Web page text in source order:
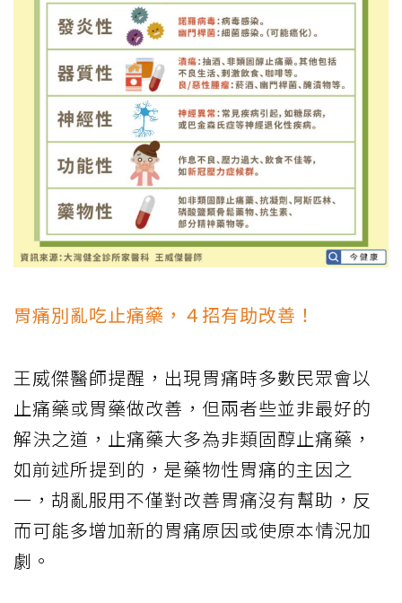
胃痛別亂吃止痛藥，４招有助改善！
王威傑醫師提醒，出現胃痛時多數民眾會以
止痛藥或胃藥做改善，但兩者些並非最好的
解決之道，止痛藥大多為非類固醇止痛藥，
如前述所提到的，是藥物性胃痛的主因之
一，胡亂服用不僅對改善胃痛沒有幫助，反
而可能多增加新的胃痛原因或使原本情況加
劇。